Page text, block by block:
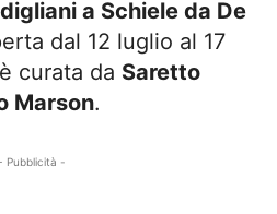
a Schiele da De
dal 12 luglio al 17
curata da Saretto
Marson.
Pubblicità -